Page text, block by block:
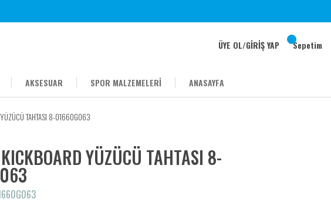
ÜYE OL/GİRİŞ YAP Sepetim
AKSESUAR SPOR MALZEMELERİ ANASAYFA
YÜZÜCÜ TAHTASI 8-01660G063
YÜZÜCÜ TAHTASI 8-